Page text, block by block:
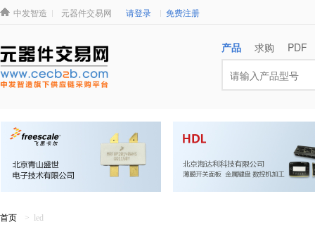
中发智造 元器件交易网 请登录 免费注册
产品 求购 PDF
首页 > led